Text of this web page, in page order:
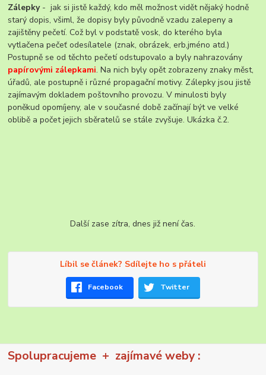
Zálepky - jak si jistě každý, kdo měl možnost vidět nějaký hodně
starý dopis, všiml, že dopisy byly původně vzadu zalepeny a
zajištěny pečetí. Což byl v podstatě vosk, do kterého byla
vytlačena pečeť odesílatele (znak, obrázek, erb,jméno atd.)
Postupně se od těchto pečetí odstupovalo a byly nahrazovány
papírovými zálepkami. Na nich byly opět zobrazeny znaky měst,
úřadů, ale postupně i různé propagační motivy. Zálepky jsou jistě
zajímavým dokladem poštovního provozu. V minulosti byly
poněkud opomíjeny, ale v současné době začínají být ve velké
oblibě a počet jejich sběratelů se stále zvyšuje. Ukázka č.2.
Další zase zítra, dnes již není čas.
Líbil se článek? Sdílejte ho s přáteli
Facebook Twitter
Spolupracujeme + zajímavé weby :